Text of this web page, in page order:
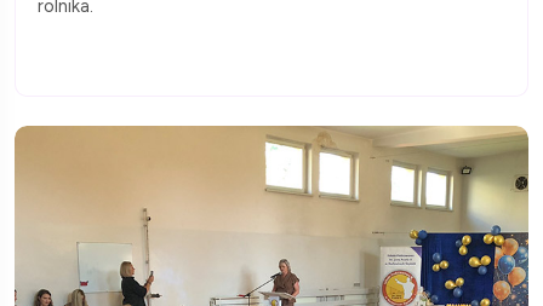
rolnika.